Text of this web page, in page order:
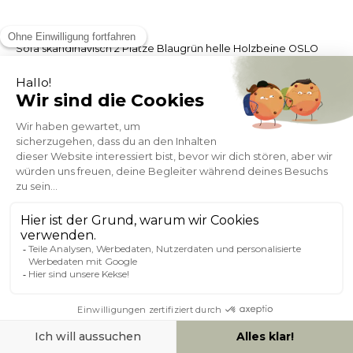
Sofa skandinavisch 2 Plätze Blaugrün helle Holzbeine OSLO
Auf Lager 1 Woche
- 16%
520,79 619,99
+ 13
3. DEMARKATION